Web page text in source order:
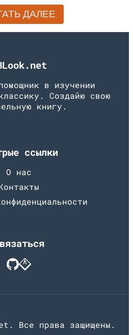
ДАЛЕЕ
в изучении
Создайю свою
книгу.
ссылки
О нас
Все права защищены.